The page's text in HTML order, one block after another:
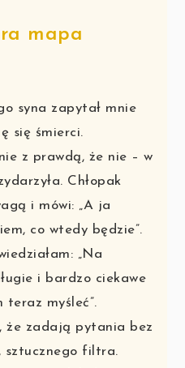
mapa
syna zapytał mnie
się śmierci.
z prawdą, że nie – w
Chłopak
i mówi: „A ja
co wtedy będzie”.
„Na
i bardzo ciekawe
teraz myśleć”.
że zadają pytania bez
sztucznego filtra.